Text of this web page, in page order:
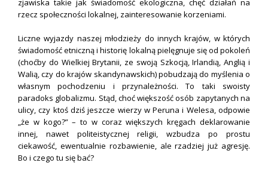
zjawiska takie jak świadomość ekologiczna, chęć działań na
rzecz społeczności lokalnej, zainteresowanie korzeniami.
Liczne wyjazdy naszej młodzieży do innych krajów, w których
świadomość etniczną i historię lokalną pielęgnuje się od pokoleń
(choćby do Wielkiej Brytanii, ze swoją Szkocją, Irlandią, Anglią i
Walią, czy do krajów skandynawskich) pobudzają do myślenia o
własnym pochodzeniu i przynależności. To taki swoisty
paradoks globalizmu. Stąd, choć większość osób zapytanych na
ulicy, czy ktoś dziś jeszcze wierzy w Peruna i Welesa, odpowie
„że w kogo?” – to w coraz większych kręgach deklarowanie
innej, nawet politeistycznej religii, wzbudza po prostu
ciekawość, ewentualnie rozbawienie, ale rzadziej już agresję.
Bo i czego tu się bać?